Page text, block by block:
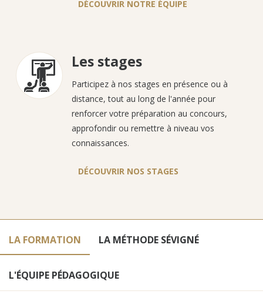
DÉCOUVRIR NOTRE ÉQUIPE
Les stages
Participez à nos stages en présence ou à
distance, tout au long de l'année pour
renforcer votre préparation au concours,
approfondir ou remettre à niveau vos
connaissances.
DÉCOUVRIR NOS STAGES
LA FORMATION LA MÉTHODE SÉVIGNÉ
L'ÉQUIPE PÉDAGOGIQUE